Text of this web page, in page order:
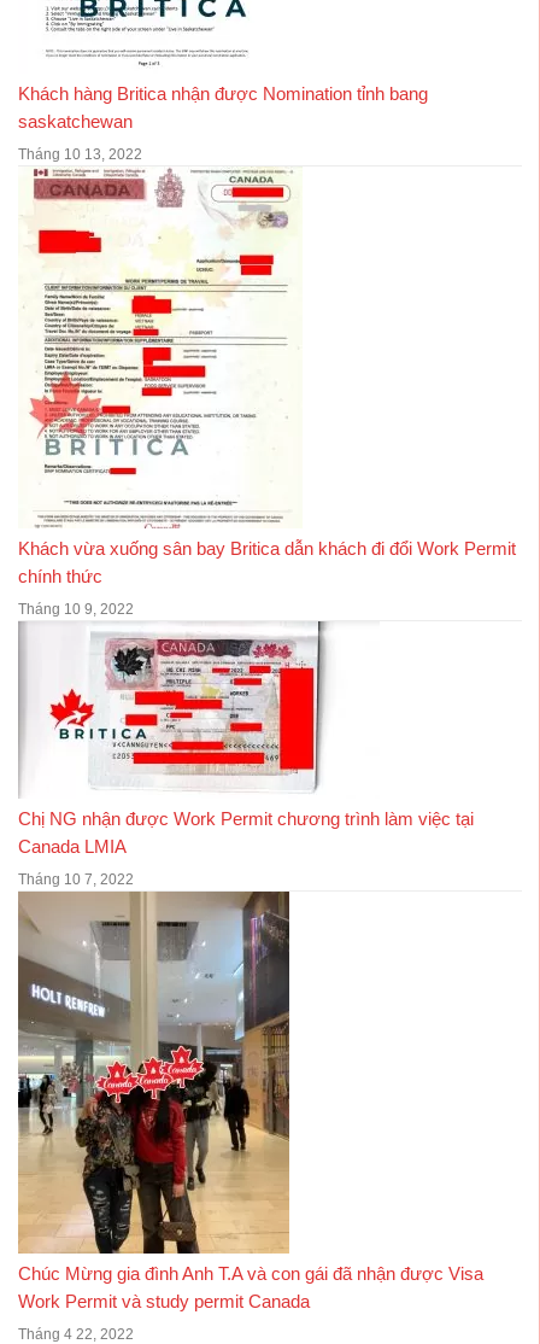
Khách hàng Britica nhận được Nomination tỉnh bang
saskatchewan
Tháng 10 13, 2022
Khách vừa xuống sân bay Britica dẫn khách đi đổi Work Permit
chính thức
Tháng 10 9, 2022
Chị NG nhận được Work Permit chương trình làm việc tại
Canada LMIA
Tháng 10 7, 2022
Chúc Mừng gia đình Anh T.A và con gái đã nhận được Visa
Work Permit và study permit Canada
Tháng 4 22, 2022